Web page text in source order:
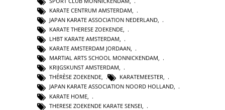
KARATE CENTRUM AMSTERDAM
JAPAN KARATE ASSOCIATION NEDERLAND,
KARATE THERESE ZOEKENDE,
LHBT KARATE AMSTERDAM,
KARATE AMSTERDAM JORDAAN,
MARTIAL ARTS SCHOOL MONNICKENDAM,
KRIJGSKUNST AMSTERDAM,
THÉRÈSE ZOEKENDE, KARATEMEESTER,
JAPAN KARATE ASSOCIATION NOORD HOLLAND,
KARATE HOME
THERESE ZOEKENDE KARATE SENSEI